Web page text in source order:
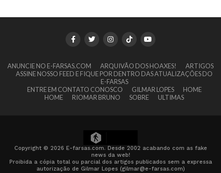
ANUNCIE NO E-FARSAS.COM ARQUIVÃO DOS HOAXES!
ARTIGOS
ASSINE NOSSO FEED E FIQUE POR DENTRO DAS ATUALIZAÇÕES DO
E-FARSAS
ENTRE EM CONTATO CONOSCO
GILMAR LOPES
HOME
HOME
RIOMAR BRUNO SOBRE ULTIMAS
Copyright © 2026 E-farsas.com. Desde 2002 acabando com as fake
news da web!
Proibida a cópia total ou parcial dos artigos publicados sem a expressa
autorização de Gilmar Lopes (gilmar@e-farsas.com)